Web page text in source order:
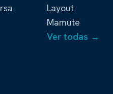
Layout
Mamute
Ver todas →